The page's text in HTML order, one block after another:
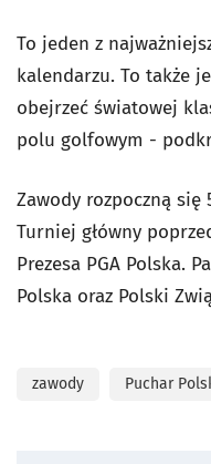
To jeden z
kalendarzu. To także
obejrzeć światowej
polu golfowym -
Zawody rozpoczną
Turniej główny
Prezesa PGA Polska.
Polska oraz Polski
zawody Puchar